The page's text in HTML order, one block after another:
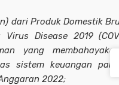
dari Produk Domestik
Disease 2019
yang membahayakan
sistem keuangan
2022;